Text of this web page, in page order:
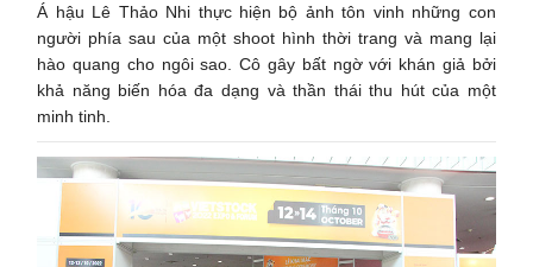
Á hậu Lê Thảo Nhi thực hiện bộ ảnh tôn vinh những con
người phía sau của một shoot hình thời trang và mang lại
hào quang cho ngôi sao. Cô gây bất ngờ với khán giả bởi
khả năng biến hóa đa dạng và thần thái thu hút của một
minh tinh.